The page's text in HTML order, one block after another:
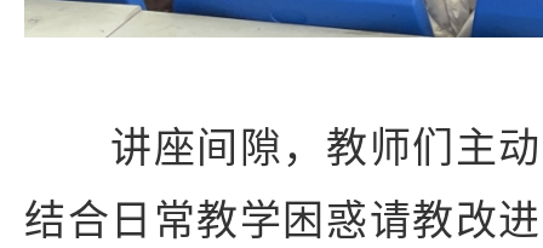
讲座间隙，教师们主动
结合日常教学困惑请教改